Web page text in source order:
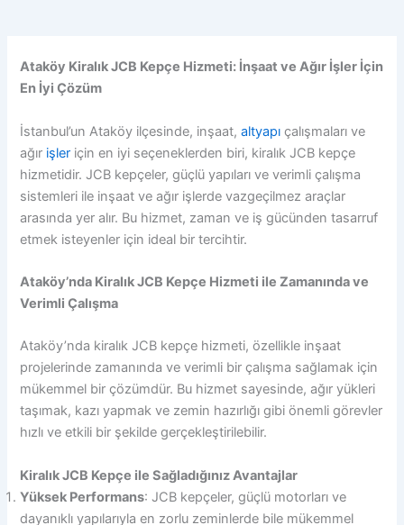
Ataköy Kiralık JCB Kepçe Hizmeti: İnşaat ve Ağır İşler İçin
En İyi Çözüm
İstanbul’un Ataköy ilçesinde, inşaat,altyapıçalışmaları ve
ağır işler için en iyi seçeneklerden biri, kiralık JCB kepçe
hizmetidir. JCB kepçeler, güçlü yapıları ve verimli çalışma
sistemleri ile inşaat ve ağır işlerde vazgeçilmez araçlar
arasında yer alır. Bu hizmet, zaman ve iş gücünden tasarruf
etmek isteyenler için ideal bir tercihtir.
Ataköy’nda Kiralık JCB Kepçe Hizmeti ile Zamanında ve
Verimli Çalışma
Ataköy’nda kiralık JCB kepçe hizmeti, özellikle inşaat
projelerinde zamanında ve verimli bir çalışma sağlamak için
mükemmel bir çözümdür. Bu hizmet sayesinde, ağır yükleri
taşımak, kazı yapmak ve zemin hazırlığı gibi önemli görevler
hızlı ve etkili bir şekilde gerçekleştirilebilir.
Kiralık JCB Kepçe ile Sağladığınız Avantajlar
Yüksek Performans: JCB kepçeler, güçlü motorları ve
dayanıklı yapılarıyla en zorlu zeminlerde bile mükemmel